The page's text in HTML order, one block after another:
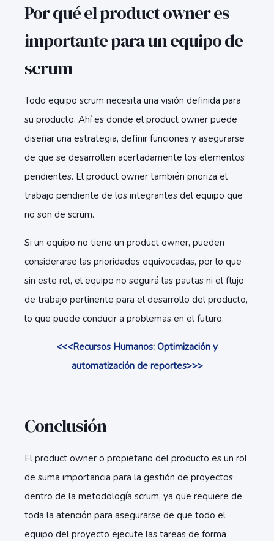
Por qué el product owner es
importante para un equipo de
scrum
Todo equipo scrum necesita una visión definida para
su producto. Ahí es donde el product owner puede
diseñar una estrategia, definir funciones y asegurarse
de que se desarrollen acertadamente los elementos
pendientes. El product owner también prioriza el
trabajo pendiente de los integrantes del equipo que
no son de scrum.
Si un equipo no tiene un product owner, pueden
considerarse las prioridades equivocadas, por lo que
sin este rol, el equipo no seguirá las pautas ni el flujo
de trabajo pertinente para el desarrollo del producto,
lo que puede conducir a problemas en el futuro.
<<<Recursos Humanos: Optimización y
automatización de reportes>>>
Conclusión
El product owner o propietario del producto es un rol
de suma importancia para la gestión de proyectos
dentro de la metodología scrum, ya que requiere de
toda la atención para asegurarse de que todo el
equipo del proyecto ejecute las tareas de forma